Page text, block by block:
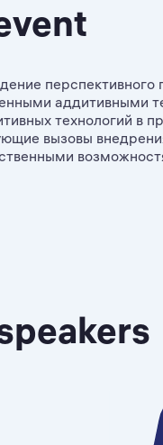
перспективного
аддитивными
технологий в
вызовы